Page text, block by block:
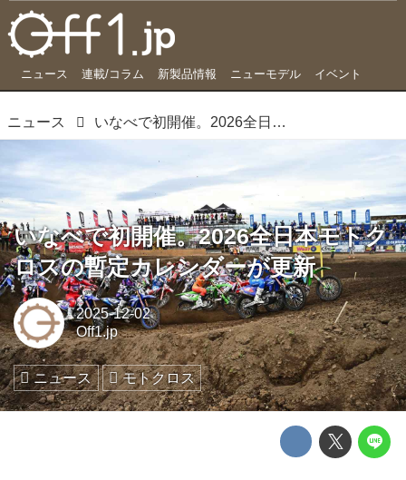
ニュース 連載/コラム 新製品情報 ニューモデル イベント
ニュース いなべで初開催。2026全日本モトクロスの暫定カレンダーが更新
いなべで初開催。2026全日本モトク
ロスの暫定カレンダーが更新
2025-12-02
Off1.jp
ニュース モトクロス